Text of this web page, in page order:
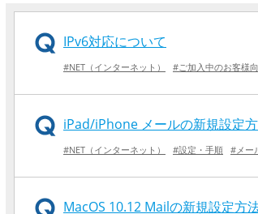
IPv6対応について
#NET（インターネット） #ご加入中のお客様
iPad/iPhone メールの新規設定方
#NET（インターネット） #設定・手順 #メー
MacOS 10.12 Mailの新規設定方